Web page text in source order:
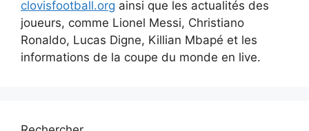
clovisfootball.org ainsi que les actualités des
joueurs, comme Lionel Messi, Christiano
Ronaldo, Lucas Digne, Killian Mbapé et les
informations de la coupe du monde en live.